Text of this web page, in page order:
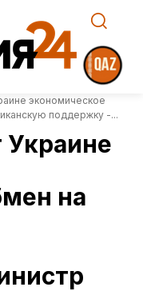
экономическое
поддержку -...
на